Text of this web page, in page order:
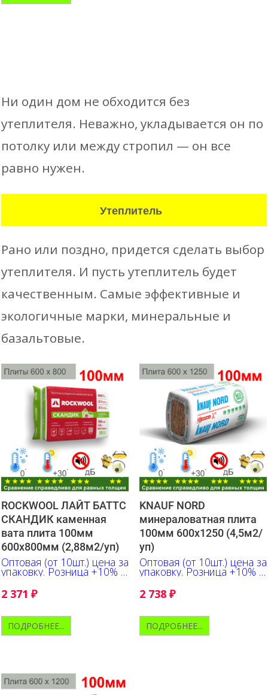
Ни один дом не обходится без
утеплителя. Неважно, укладывается он по
потолку или между стропил — он все
равно нужен.
Утеплитель
Рано или поздно, придется сделать выбор
утеплителя. И пусть утеплитель будет
качественным. Самые эффективные и
экологичные марки, минеральные и
базальтовые.
ROCKWOOL ЛАЙТ БАТТС
СКАНДИК каменная
вата плита 100мм
600х800мм (2,88м2/уп)
Оптовая (от 10шт.) цена за
упаковку. Розница +10% к
указанной цене
2 371 ₽
ПОДРОБНЕЕ...
KNAUF NORD
минераловатная плита
100мм 600х1250 (4,5м2/
уп)
Оптовая (от 10шт.) цена за
упаковку. Розница +10% к
указанной цене
2 738 ₽
ПОДРОБНЕЕ...